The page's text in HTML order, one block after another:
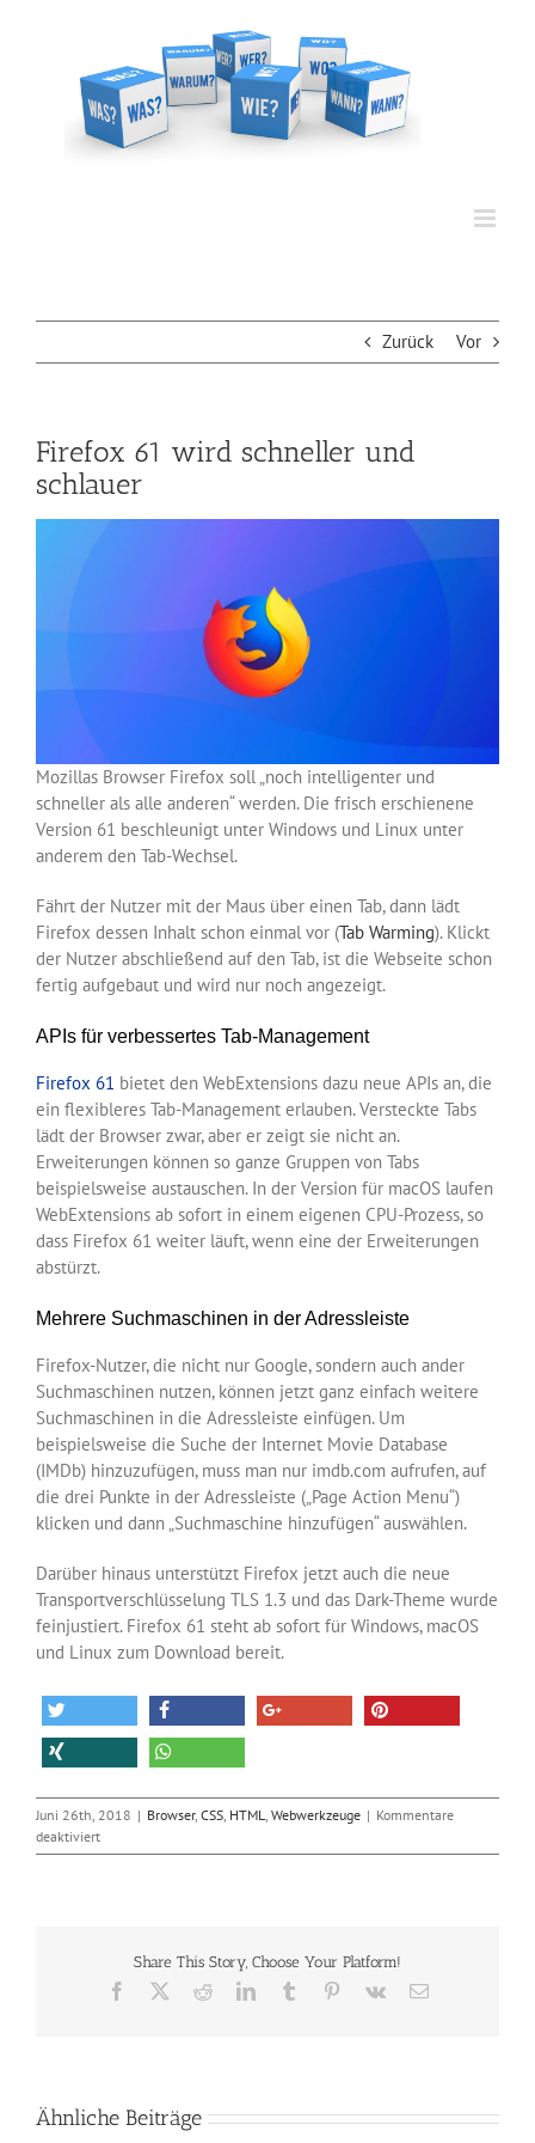
Zurück Vor
Firefox 61 wird schneller und
schlauer
Mozillas Browser Firefox soll „noch intelligenter und
schneller als alle anderen“ werden. Die frisch erschienene
Version 61 beschleunigt unter Windows und Linux unter
anderem den Tab-Wechsel.
Fährt der Nutzer mit der Maus über einen Tab, dann lädt
Firefox dessen Inhalt schon einmal vor (Tab Warming). Klickt
der Nutzer abschließend auf den Tab, ist die Webseite schon
fertig aufgebaut und wird nur noch angezeigt.
APIs für verbessertes Tab-Management
Firefox 61 bietet den WebExtensions dazu neue APIs an, die
ein flexibleres Tab-Management erlauben. Versteckte Tabs
lädt der Browser zwar, aber er zeigt sie nicht an.
Erweiterungen können so ganze Gruppen von Tabs
beispielsweise austauschen. In der Version für macOS laufen
WebExtensions ab sofort in einem eigenen CPU-Prozess, so
dass Firefox 61 weiter läuft, wenn eine der Erweiterungen
abstürzt.
Mehrere Suchmaschinen in der Adressleiste
Firefox-Nutzer, die nicht nur Google, sondern auch ander
Suchmaschinen nutzen, können jetzt ganz einfach weitere
Suchmaschinen in die Adressleiste einfügen. Um
beispielsweise die Suche der Internet Movie Database
(IMDb) hinzuzufügen, muss man nur imdb.com aufrufen, auf
die drei Punkte in der Adressleiste („Page Action Menu“)
klicken und dann „Suchmaschine hinzufügen“ auswählen.
Darüber hinaus unterstützt Firefox jetzt auch die neue
Transportverschlüsselung TLS 1.3 und das Dark-Theme wurde
feinjustiert. Firefox 61 steht ab sofort für Windows, macOS
und Linux zum Download bereit.
Juni 26th, 2018 | Browser, CSS, HTML, Webwerkzeuge | Kommentare
deaktiviertfür
Firefox
schlauerShare This Story, Choose Your Platform!
Facebook RedditLinkedInTumblr Pinterest
Vk
E-
Ähnliche Beiträge